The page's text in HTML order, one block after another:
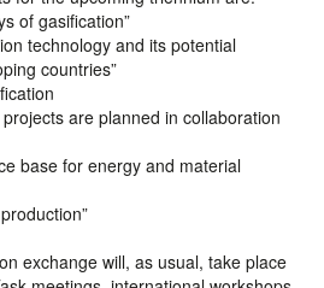
of gasification”
technology and its potential
countries”
are planned in collaboration
base for energy and material
exchange will, as usual, take place